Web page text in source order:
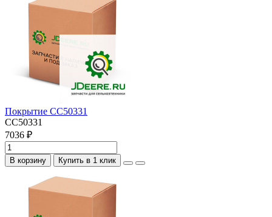
Покрытие CC50331
CC50331
7036 ₽
В корзину Купить в 1 клик